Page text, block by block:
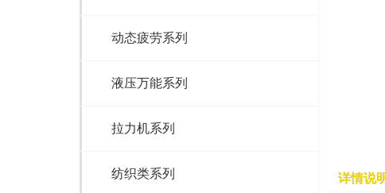
动态疲劳系列
液压万能系列
拉力机系列
纺织类系列 详情说